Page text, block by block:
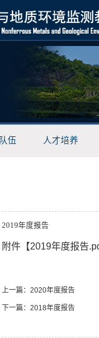
伍 人才培养
2019年度报告
附件【2019年度报告
上一篇： 2020年度报告
下一篇： 2018年度报告